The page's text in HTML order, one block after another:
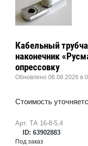
Арт. ТА 16-8-5,4
ID: 63902883
Кабельный
наконечник
опрессовку
Обновлено 06.08.2026 в
Стоимость
Под заказ